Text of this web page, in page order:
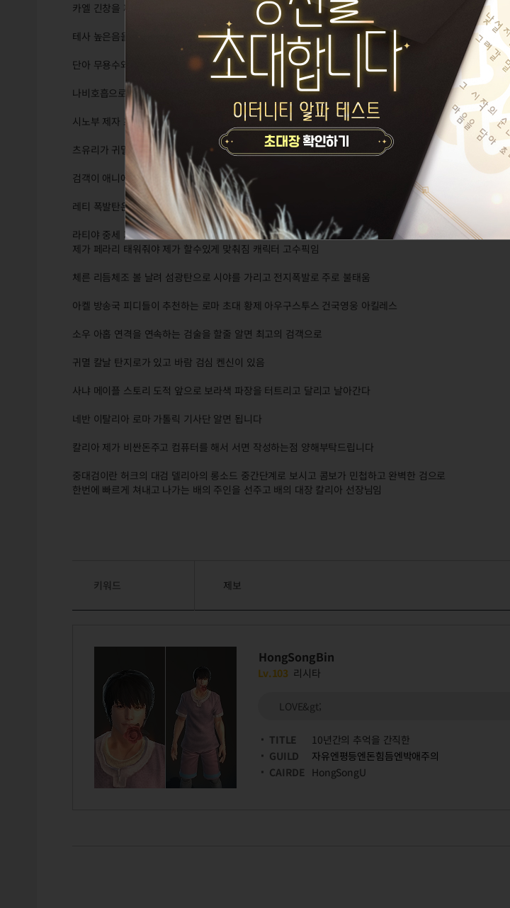
카엘 긴창을 찌르고 넓게 공격을 가르는데 범위 반경도 좋고 밸런스가 좋음
테사 높은음을 새기고 밝혀서 터트림
단아 무용수와 도검이 하나되어 귀멸 칼날 무한의성 정식 극장에서 봤지만 스포아님
나비호흡으로 시노부 선생처럼 날아가 당연히 빌런 십위귀월 무찌르는 줄거리 전체내용임
시노부 제자 츠유리가 주인공 탄지로 기술 홍련화쓰는 엄청난 유망주임
츠유리가 귀멸칼날 일짱임 저거 왠지 츠유리 빡치면 극중 상현밀림
검객이 애니에서 사기 포지션임 원피스 삼도류 검성 조로부터
레티 폭발탄은 여섯발 중첩탄과 폭격 그리고 설정상 귀여운 대포
라티야 중세 기마병 마법사 랜서인데 말이없어
제가 페라리 태워줘야 제가 할수있게 맞춰짐 캐릭터 고수픽임
체른 리듬체조 볼 날려 섬광탄으로 시야를 가리고 전지폭발로 주로 불태움
아켈 방송국 피디들이 추천하는 로마 초대 황제 아우구스투스 건국영웅 아킬레스
소우 아홉 연격을 연속하는 검술을 할줄 알면 최고의 검객으로
귀멸 칼날 탄지로가 있고 바람 검심 켄신이 있음
사냐 메이플 스토리 도적 앞으로 보라색 파장을 터트리고 달리고 날아간다
네반 이탈리아 로마 가톨릭 기사단 알면 됩니다
칼리아 제가 비싼돈주고 컴퓨터를 해서 서면 작성하는점 양해부탁드립니다
중대검이란 허크의 대검 델리아의 롱소드 중간단계로 보시고 콤보가 민첩하고 완벽한 검으로
한번에 빠르게 쳐내고 나가는 배의 주인을 선주고 배의 대장 칼리아 선장님임
키워드 제보
HongSongBin
Lv.103 리시타
LOVE&gt;
TITLE
10년간의 추억을 간직한
GUILD
자유엔평등엔돈힘듬엔박애주의
CAIRDE HongSongU